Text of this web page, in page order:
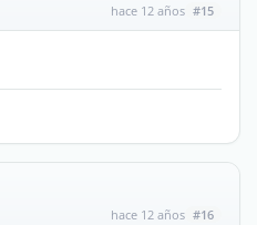
hace 12 años #15
hace 12 años #16